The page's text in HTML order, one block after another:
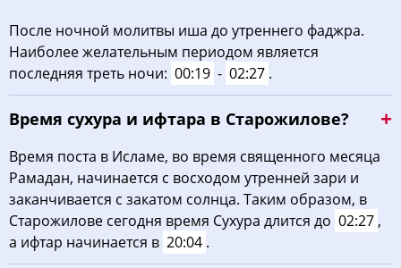
30, Вс 03:24 05:24 12:21 16:07 19:17
03:27 12:21 16:05
После ночной молитвы иша до утреннего фаджра.
Наиболее желательным периодом является
последняя треть ночи: 00:19 - 02:27 .
Время сухура и ифтара в Старожилове?
Время поста в Исламе, во время священного месяца
Рамадан, начинается с восходом утренней зари и
заканчивается с закатом солнца. Таким образом, в
Старожилове сегодня время Сухура длится до 02:27 ,
а ифтар начинается в 20:04 .